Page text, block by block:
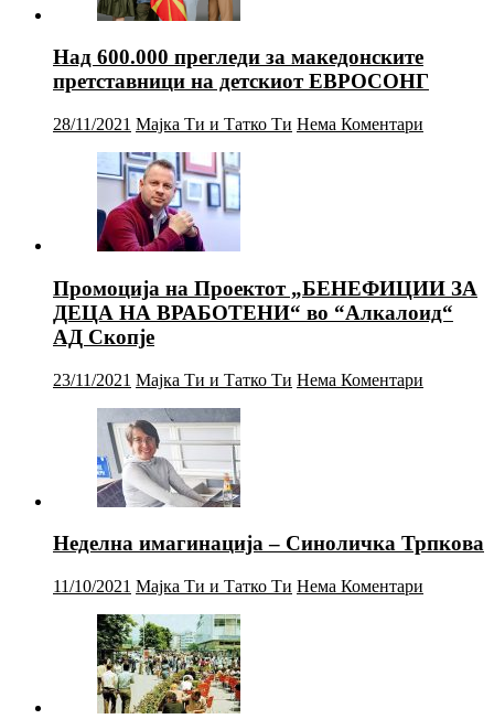
Над 600.000 прегледи за македонските
претставници на детскиот ЕВРОСОНГ
28/11/2021 Мајка Ти и Татко Ти Нема Коментари
Промоција на Проектот „БЕНЕФИЦИИ ЗА
ДЕЦА НА ВРАБОТЕНИ“ во “Алкалоид“
АД Скопје
23/11/2021 Мајка Ти и Татко Ти Нема Коментари
Неделна имагинација – Синоличка Трпкова
11/10/2021 Мајка Ти и Татко Ти Нема Коментари